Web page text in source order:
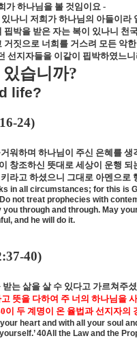
가 하나님을 볼 것임이요 -
나니 저희가 하나님의 아들이라
핍박을 받은 자는 복이 있나니 천
짓으로 너희를 거스려 모든 악
선지자들을 이같이 핍박하였느
습니까?
life?
24)
워하며 하나님이 주신 은혜를
창조하신 뜻대로 세상이 운행
라고 하셨으니 그대로 아멘으로
in all circumstances; for this is
not treat prophecies with
through and through. May
and he will do it.
40)
는 삶을 살 수 있다고 가르쳐주
뜻을 다하여 주 너의 하나님을
이 두 계명이 온 율법과 선지자의
heart and with all your soul
40All the Law and the